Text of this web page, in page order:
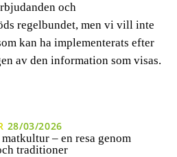
och
regelbundet, men vi vill inte
kan ha implementerats efter
av den information som visas.
28/03/2026
– en resa genom
traditioner